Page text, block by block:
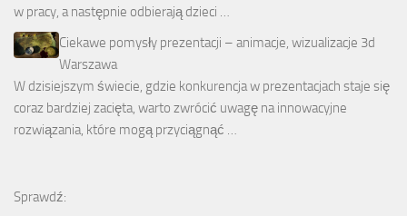
w pracy, a następnie odbierają dzieci …
Ciekawe pomysły prezentacji – animacje, wizualizacje 3d
Warszawa
W dzisiejszym świecie, gdzie konkurencja w prezentacjach staje się
coraz bardziej zacięta, warto zwrócić uwagę na innowacyjne
rozwiązania, które mogą przyciągnąć …
Sprawdź: